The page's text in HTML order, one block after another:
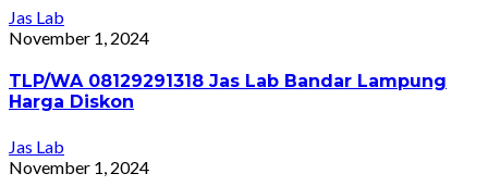
Jas Lab
November 1, 2024
TLP/WA 08129291318 Jas Lab Bandar Lampung
Harga Diskon
Jas Lab
November 1, 2024